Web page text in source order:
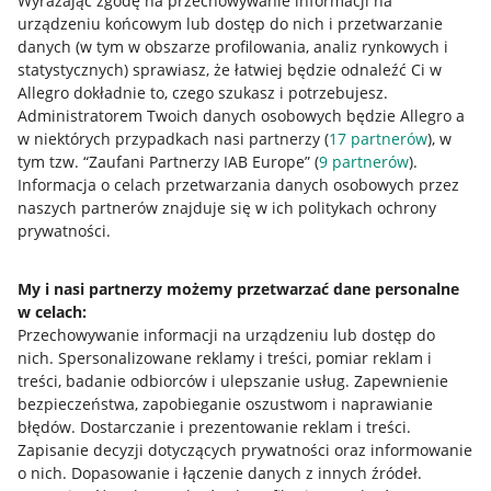
urządzeniu końcowym lub dostęp do nich i przetwarzanie
danych (w tym w obszarze profilowania, analiz rynkowych i
statystycznych) sprawiasz, że łatwiej będzie odnaleźć Ci w
Allegro dokładnie to, czego szukasz i potrzebujesz.
Administratorem Twoich danych osobowych będzie Allegro a
w niektórych przypadkach nasi partnerzy (17 partnerów), w
tym tzw. “Zaufani Partnerzy IAB Europe” (9 partnerów).
Informacja o celach przetwarzania danych osobowych przez
naszych partnerów znajduje się w ich politykach ochrony
prywatności.
My i nasi partnerzy możemy przetwarzać dane personalne
w celach:
Przechowywanie informacji na urządzeniu lub dostęp do
nich. Spersonalizowane reklamy i treści, pomiar reklam i
treści, badanie odbiorców i ulepszanie usług. Zapewnienie
bezpieczeństwa, zapobieganie oszustwom i naprawianie
błędów. Dostarczanie i prezentowanie reklam i treści.
Zapisanie decyzji dotyczących prywatności oraz informowanie
o nich. Dopasowanie i łączenie danych z innych źródeł.
Nawigacja
Przydatne informacje
Jak to działa
Allegro Gadane dla sprzedających
Allegro Gadane dla kupujących
Mapa miejscowości
Informacje prawne